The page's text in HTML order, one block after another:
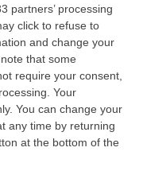
partners’ processing
click to refuse to
and change your
that some
require your consent,
Your
You can change your
any time by returning
at the bottom of the
Google News